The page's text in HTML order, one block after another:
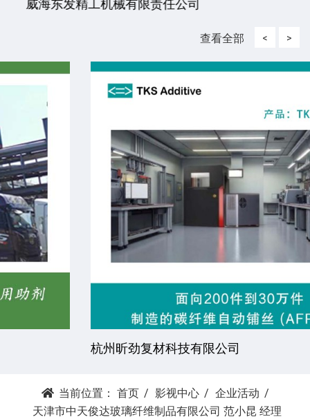
威海东发精工机械有限责任公司
查看全部 <
杭州昕劲复材科技有限公司
>
当前位置： 首页 影视中心
企业活动
天津市中天俊达玻璃纤维制品有限公司 范小昆 经理